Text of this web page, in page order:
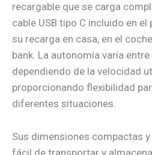
recargable que se carga
cable USB tipo C incluido en
su recarga en casa, en el
bank. La autonomía varía
dependiendo de la velocidad
proporcionando flexibilidad
diferentes situaciones.
Sus dimensiones compactas
fácil de transportar y